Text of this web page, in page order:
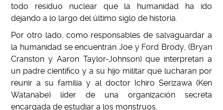
todo residuo nuclear que la humanidad ha ido
dejando a lo largo del último siglo de historia.
Por otro lado, como responsables de salvaguardar a
la humanidad se encuentran Joe y Ford Brody, (Bryan
Cranston y Aaron Taylor-Johnson) que interpretan a
un padre científico y a su hijo militar que lucharan por
reunir a su familia y al doctor Ichiro Serizawa (Ken
Watanabe) líder de una organización secreta
encargada de estudiar a los monstruos.